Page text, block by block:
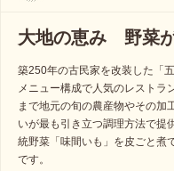
大地の恵み 野菜
築250年の古民家を改装した「
メニュー構成で人気のレストラ
まで地元の旬の農産物やその加
いが最も引き立つ調理方法で提
統野菜「味間いも」を皮ごと煮
です。